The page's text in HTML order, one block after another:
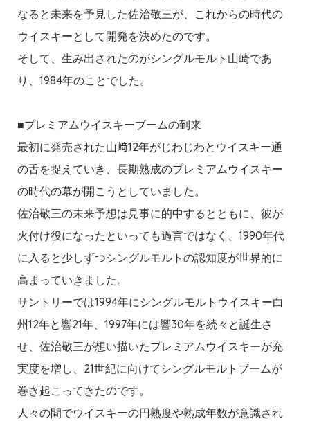
なると未来を予見した佐治敬三が、これからの時代の
ウイスキーとして開発を決めたのです。
そして、生み出されたのがシングルモルト山崎であ
り、1984年のことでした。
■プレミアムウイスキーブームの到来
最初に発売された山﨑12年がじわじわとウイスキー通
の舌を捉えていき、長期熟成のプレミアムウイスキー
の時代の幕が開こうとしていました。
佐治敬三の未来予想は見事に的中するとともに、彼が
火付け役になったといっても過言ではなく、1990年代
に入ると少しずつシングルモルトの認知度が世界的に
高まっていきました。
サントリーでは1994年にシングルモルトウイスキー白
州12年と響21年、1997年には響30年を続々と誕生さ
せ、佐治敬三が想い描いたプレミアムウイスキーが充
実度を増し、21世紀に向けてシングルモルトブームが
巻き起こってきたのです。
人々の間でウイスキーの円熟度や熟成年数が意識され